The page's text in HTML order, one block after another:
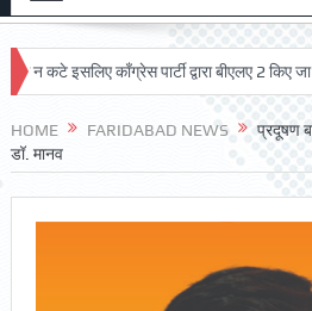
इसलिए काँग्रेस पार्टी द्वारा बीएलए 2 किए जा रहे
HOME FARIDABAD NEWS
प्रदूषण
डॉ. मानव